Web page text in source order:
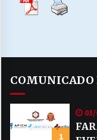
COMUNICADO
1